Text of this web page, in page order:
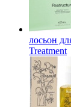
лосьон
Treatment